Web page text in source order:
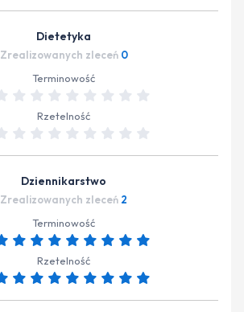
Dietetyka
Zrealizowanych zleceń 0
Terminowość
Rzetelność
Dziennikarstwo
Zrealizowanych zleceń 2
Terminowość
Rzetelność